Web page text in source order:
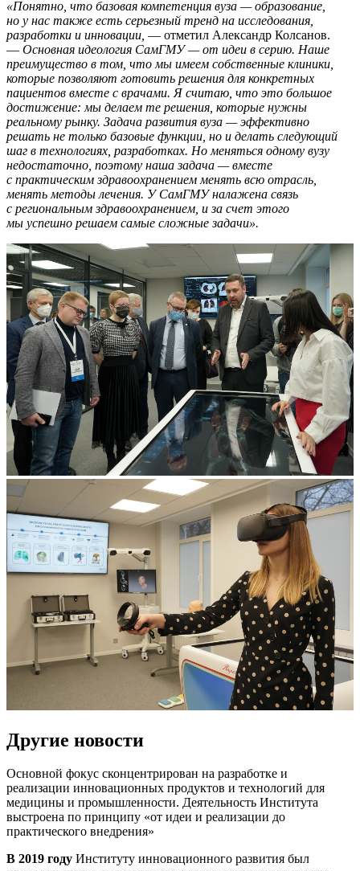
«Понятно, что базовая компетенция вуза — образование,
но у нас также есть серьезный тренд на исследования,
разработки и инновации, — отметил Александр Колсанов.
— Основная идеология СамГМУ — от идеи в серию. Наше
преимущество в том, что мы имеем собственные клиники,
которые позволяют готовить решения для конкретных
пациентов вместе с врачами. Я считаю, что это большое
достижение: мы делаем те решения, которые нужны
реальному рынку. Задача развития вуза — эффективно
решать не только базовые функции, но и делать следующий
шаг в технологиях, разработках. Но меняться одному вузу
недостаточно, поэтому наша задача — вместе
с практическим здравоохранением менять всю отрасль,
менять методы лечения. У СамГМУ налажена связь
с региональным здравоохранением, и за счет этого
мы успешно решаем самые сложные задачи».
Другие новости
Основной фокус сконцентрирован на разработке и
реализации инновационных продуктов и технологий для
медицины и промышленности. Деятельность Института
выстроена по принципу «от идеи и реализации до
практического внедрения»
В 2019 году Институту инновационного развития был